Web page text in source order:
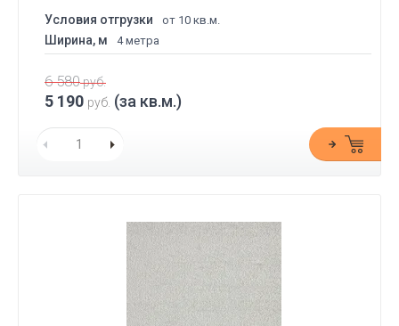
Условия отгрузки от 10 кв.м.
Ширина, м 4 метра
6 580руб.
5 190 руб. (за кв.м.)